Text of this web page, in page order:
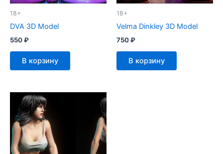
18+
DVA 3D Model
550₽
В корзину
18+
Velma Dinkley 3D Model
750₽
В корзину